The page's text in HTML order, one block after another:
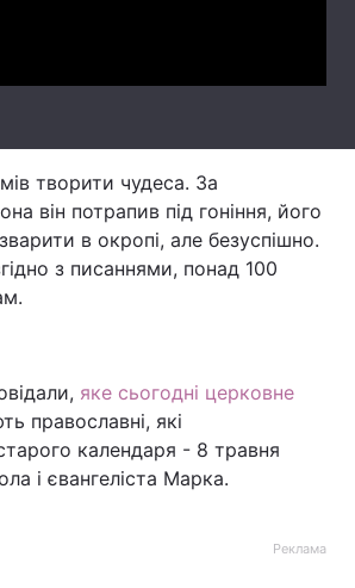
творити чудеса. За
він потрапив під гоніння, його
в окропі, але безуспішно.
з писаннями, понад 100
яке сьогодні церковне
православні, які
календаря - 8 травня
і євангеліста Марка.
Реклама